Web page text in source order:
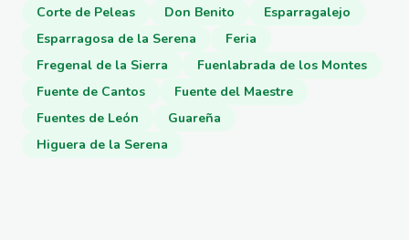
Corte de Peleas
Don Benito
Esparragalejo
Esparragosa de la Serena
Feria
Fregenal de la Sierra
Fuenlabrada de los Montes
Fuente de Cantos
Fuente del Maestre
Fuentes de León
Guareña
Higuera de la Serena